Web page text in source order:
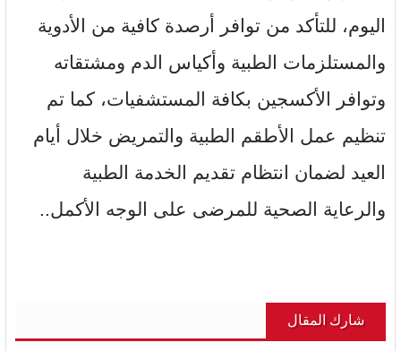
اليوم، للتأكد من توافر أرصدة كافية من الأدوية
والمستلزمات الطبية وأكياس الدم ومشتقاته
وتوافر الأكسجين بكافة المستشفيات، كما تم
تنظيم عمل الأطقم الطبية والتمريض خلال أيام
العيد لضمان انتظام تقديم الخدمة الطبية
والرعاية الصحية للمرضى على الوجه الأكمل..
شارك المقال